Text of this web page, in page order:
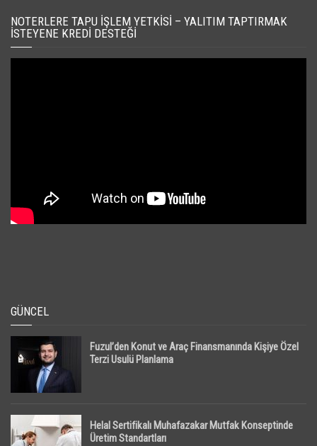
NOTERLERE TAPU İŞLEM YETKISI – YALITIM TAPTIRMAK
İSTEYENE KREDI DESTEĞI
GÜNCEL
Fuzul’den Konut ve Araç Finansmanında Kişiye Özel
Terzi Usulü Planlama
Helal Sertifikalı Muhafazakar Mutfak Konseptinde
Üretim Standartları